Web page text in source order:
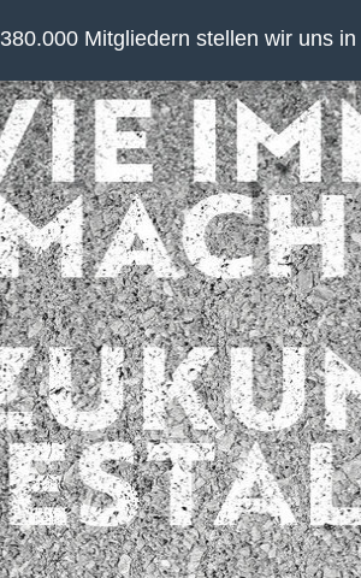
Mitgliedern stellen wir uns